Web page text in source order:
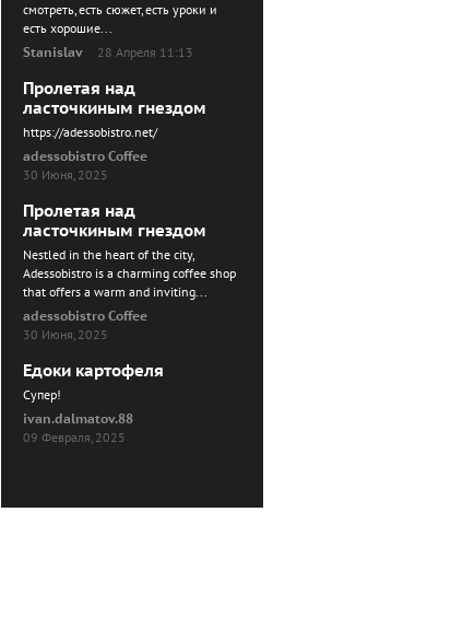
смотреть, есть сюжет, есть уроки и
есть хорошие...
Stanislav
28 Апреля 11:13
Пролетая над
ласточкиным гнездом
https://adessobistro.net/
adessobistro Coffee
30 Июня, 2025
Пролетая над
ласточкиным гнездом
Nestled in the heart of the city,
Adessobistro is a charming coffee shop
that offers a warm and inviting...
adessobistro Coffee
30 Июня, 2025
Едоки картофеля
Cупер!
ivan.dalmatov.88
09 Февраля, 2025